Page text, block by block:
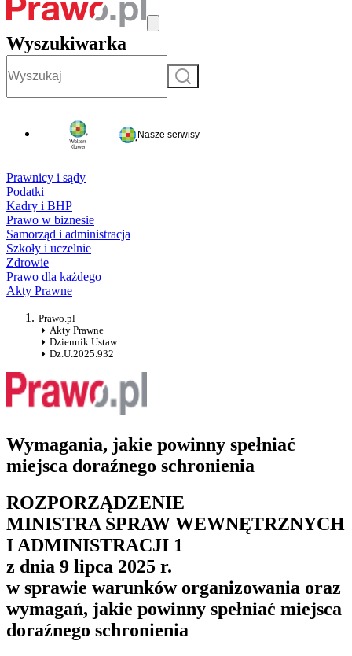
Wyszukiwarka
Szukaj
Nasze serwisy
Prawnicy i sądy
Podatki
Kadry i BHP
Prawo w biznesie
Samorząd i administracja
Szkoły i uczelnie
Zdrowie
Prawo dla każdego
Akty Prawne
Prawo.pl
Akty Prawne
Dziennik Ustaw
Dz.U.2025.932
Wymagania, jakie powinny spełniać
miejsca doraźnego schronienia
ROZPORZĄDZENIE
MINISTRA SPRAW WEWNĘTRZNYCH
I ADMINISTRACJI 1
z dnia 9 lipca 2025 r.
w sprawie warunków organizowania oraz
wymagań, jakie powinny spełniać miejsca
doraźnego schronienia